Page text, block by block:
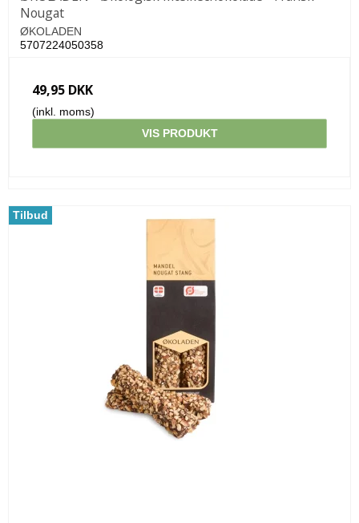
Nougat
ØKOLADEN
5707224050358
49,95 DKK
(inkl. moms)
VIS PRODUKT
Tilbud